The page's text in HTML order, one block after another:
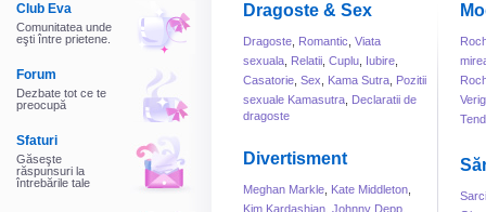
Club Eva
Comunitatea unde
eşti între prietene.
Forum
Dezbate tot ce te
preocupă
Sfaturi
Găseşte
răspunsuri la
întrebările tale
Dragoste & Sex
Dragoste Romantic Viata
sexuala Relatii Cuplu Iubire
Casatorie Sex Kama Sutra Pozitii
sexuale Kamasutra Declaratii de
dragoste
Divertisment
Meghan Markle Kate Middleton
Kim Kardashian Johnny Depp